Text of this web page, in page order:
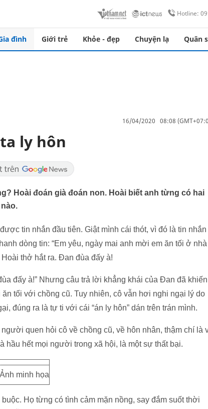
Hotline:
đình Giới trẻ Khỏe - đẹp Chuyện lạ Quân
16/04/2020 08:08
ly hôn
Hoài đoán già đoán non. Hoài biết anh từng có hai
tin nhắn đầu tiên. Giật mình cái thót, vì đó là tin nhắn
dòng tin: “Em yêu, ngày mai anh mời em ăn tối ở nhà
Hoài thở hắt ra. Đan đùa đấy à!
đấy à!” Nhưng câu trả lời khẳng khái của Đan đã khiến
tối với chồng cũ. Tuy nhiên, cô vẫn hơi nghi ngại lý do
đúng ra là tự ti với cái “án ly hôn” dán trên trán mình.
quen hỏi cô về chồng cũ, về hôn nhân, thậm chí là
hầu hết mọi người trong xã hội, là một sự thất bại.
Ảnh minh họa
Họ từng có tình cảm mặn nồng, say đắm suốt thời